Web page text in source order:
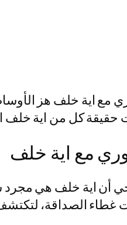
مع اية خلف هز
كل من اية خلف
مع اية خلف
أن اية خلف هي مجرد